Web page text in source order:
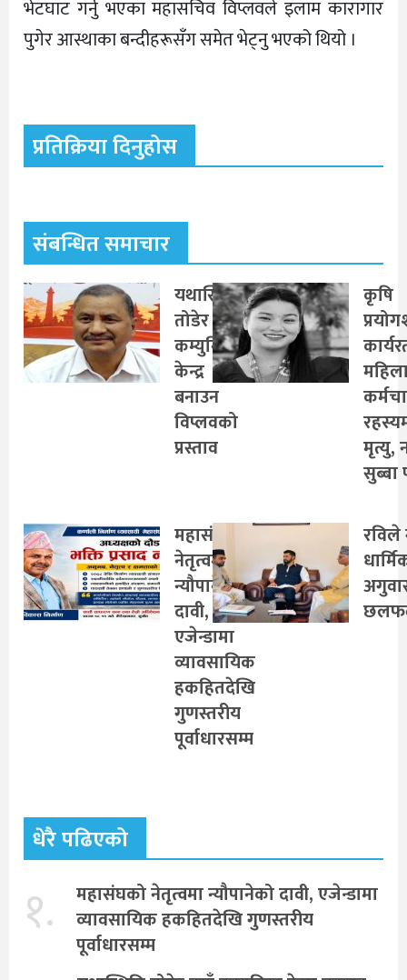
भेटघाट गर्नु भएका महासचिव विप्लवले इलाम कारागार
पुगेर आस्थाका बन्दीहरूसँग समेत भेट्नु भएको थियो ।
प्रतिक्रिया दिनुहोस
संबन्धित समाचार
यथास्थिति
तोडेर नयाँ
कम्युनिस्ट
केन्द्र
बनाउन
विप्लवको
प्रस्ताव
कृषि
मृत्यु,
सुब्बा
महासंघको
नेतृत्वमा
न्यौपानेको
दावी,
एजेन्डामा
व्यावसायिक
हकहितदेखि
गुणस्तरीय
पूर्वाधारसम्म
रविले
धेरै पढिएको
१.
महासंघको नेतृत्वमा न्यौपानेको दावी, एजेन्डामा
व्यावसायिक हकहितदेखि गुणस्तरीय
पूर्वाधारसम्म